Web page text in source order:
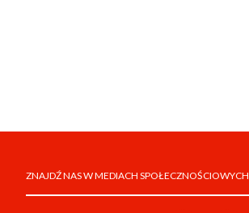
ZNAJDŹ NAS W MEDIACH SPOŁECZNOŚCIOWYCH